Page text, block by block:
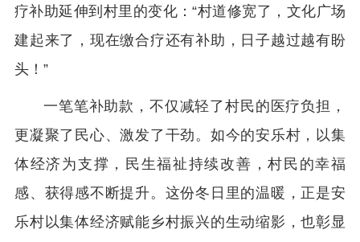
疗补助延伸到村里的变化：“村道修宽了，文化广场
建起来了，现在缴合疗还有补助，日子越过越有盼
头！”
一笔笔补助款，不仅减轻了村民的医疗负担，
更凝聚了民心、激发了干劲。如今的安乐村，以集
体经济为支撑，民生福祉持续改善，村民的幸福
感、获得感不断提升。这份冬日里的温暖，正是安
乐村以集体经济赋能乡村振兴的生动缩影，也彰显